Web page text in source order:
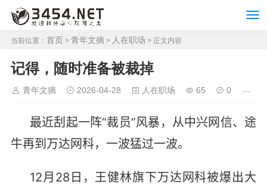
当前位置： 首页 > 青年文摘 > 人在职场 > 正文内容
记得，随时准备被裁掉
青年文摘 2026-04-28 人在职场 65 0
最近刮起一阵“裁员”风暴，从中兴网信、途
牛再到万达网科，一波猛过一波。
12月28日，王健林旗下万达网科被爆出大